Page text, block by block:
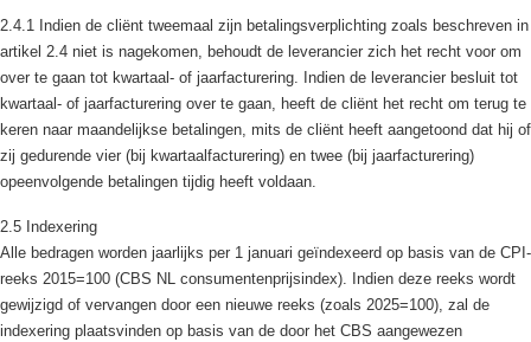
2.4.1 Indien de cliënt tweemaal zijn betalingsverplichting zoals beschreven in
artikel 2.4 niet is nagekomen, behoudt de leverancier zich het recht voor om
over te gaan tot kwartaal- of jaarfacturering. Indien de leverancier besluit tot
kwartaal- of jaarfacturering over te gaan, heeft de cliënt het recht om terug te
keren naar maandelijkse betalingen, mits de cliënt heeft aangetoond dat hij of
zij gedurende vier (bij kwartaalfacturering) en twee (bij jaarfacturering)
opeenvolgende betalingen tijdig heeft voldaan.
2.5 Indexering
Alle bedragen worden jaarlijks per 1 januari geïndexeerd op basis van de CPI-
reeks 2015=100 (CBS NL consumentenprijsindex). Indien deze reeks wordt
gewijzigd of vervangen door een nieuwe reeks (zoals 2025=100), zal de
indexering plaatsvinden op basis van de door het CBS aangewezen